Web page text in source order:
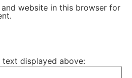
and website in this browser for
text displayed above: